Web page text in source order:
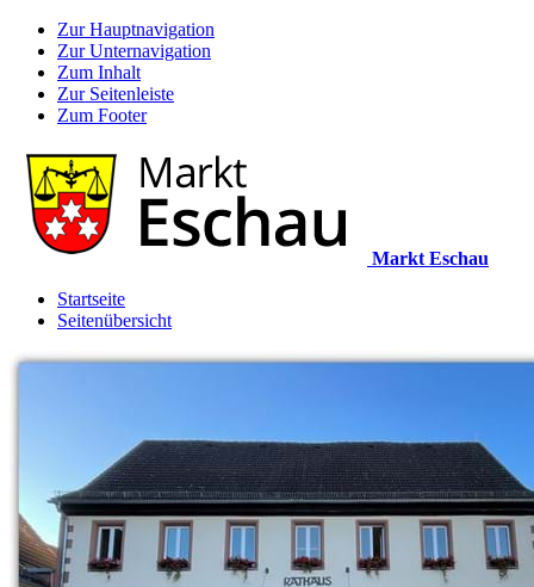
Zur Hauptnavigation
Zur Unternavigation
Zum Inhalt
Zur Seitenleiste
Zum Footer
Markt Eschau
Startseite
Seitenübersicht